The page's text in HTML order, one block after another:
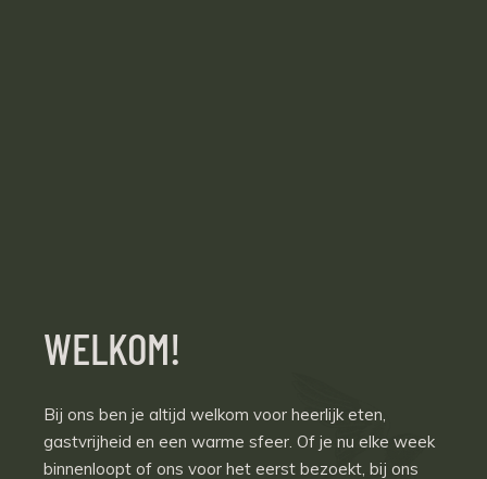
WELKOM!
Bij ons ben je altijd welkom voor heerlijk eten,
gastvrijheid en een warme sfeer. Of je nu elke week
binnenloopt of ons voor het eerst bezoekt, bij ons